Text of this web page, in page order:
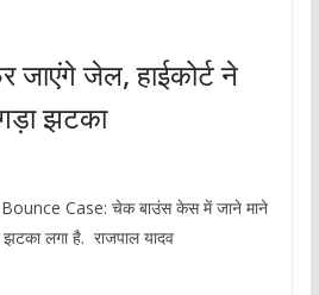
जाएंगे जेल, हाईकोर्ट ने
झटका
Case: चेक बाउंस केस में जाने माने
झटका लगा है. राजपाल यादव